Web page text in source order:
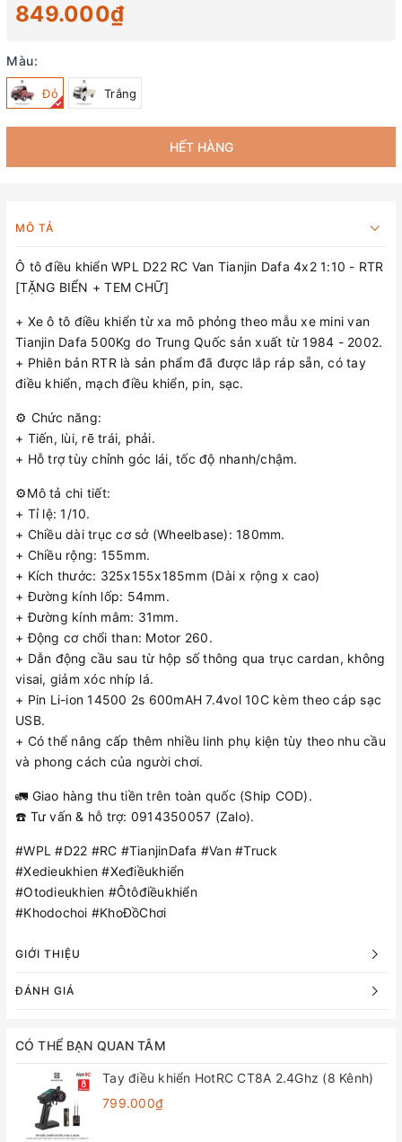
849.000₫
Màu:
Đỏ Trắng
HẾT HÀNG
MÔ TẢ
Ô tô điều khiển WPL D22 RC Van Tianjin Dafa 4x2 1:10 - RTR
[TẶNG BIỂN + TEM CHỮ]
+ Xe ô tô điều khiển từ xa mô phỏng theo mẫu xe mini van
Tianjin Dafa 500Kg do Trung Quốc sản xuất từ 1984 - 2002.
+ Phiên bản RTR là sản phẩm đã được lắp ráp sẵn, có tay
điều khiển, mạch điều khiển, pin, sạc.
⚙️ Chức năng:
+ Tiến, lùi, rẽ trái, phải.
+ Hỗ trợ tùy chỉnh góc lái, tốc độ nhanh/chậm.
⚙️Mô tả chi tiết:
+ Tỉ lệ: 1/10.
+ Chiều dài trục cơ sở (Wheelbase): 180mm.
+ Chiều rộng: 155mm.
+ Kích thước: 325x155x185mm (Dài x rộng x cao)
+ Đường kính lốp: 54mm.
+ Đường kính mâm: 31mm.
+ Động cơ chổi than: Motor 260.
+ Dẫn động cầu sau từ hộp số thông qua trục cardan, không
visai, giảm xóc nhíp lá.
+ Pin Li-ion 14500 2s 600mAH 7.4vol 10C kèm theo cáp sạc
USB.
+ Có thể nâng cấp thêm nhiều linh phụ kiện tùy theo nhu cầu
và phong cách của người chơi.
🚛 Giao hàng thu tiền trên toàn quốc (Ship COD).
☎️ Tư vấn & hỗ trợ: 0914350057 (Zalo).
#WPL #D22 #RC #TianjinDafa #Van #Truck
#Xedieukhien #Xeđiềukhiển
#Otodieukhien #Ôtôđiềukhiển
#Khodochoi #KhoĐồChơi
GIỚI THIỆU
ĐÁNH GIÁ
CÓ THỂ BẠN QUAN TÂM
Tay điều khiển HotRC CT8A 2.4Ghz (8 Kênh)
799.000₫